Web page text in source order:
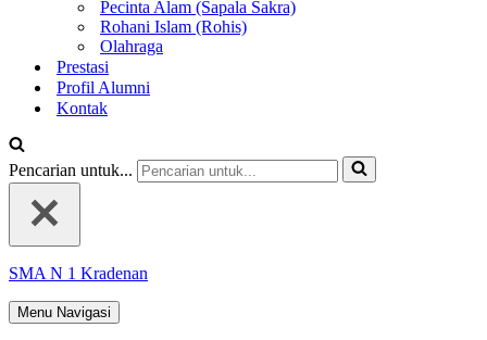
Pecinta Alam (Sapala Sakra)
Rohani Islam (Rohis)
Olahraga
Prestasi
Profil Alumni
Kontak
Pencarian untuk...
SMA N 1 Kradenan
Menu Navigasi